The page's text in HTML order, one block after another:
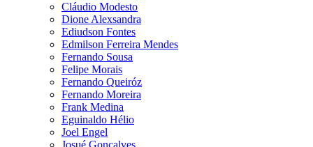
Cláudio Modesto
Dione Alexsandra
Ediudson Fontes
Edmilson Ferreira Mendes
Fernando Sousa
Felipe Morais
Fernando Queiróz
Fernando Moreira
Frank Medina
Eguinaldo Hélio
Joel Engel
Josué Gonçalves